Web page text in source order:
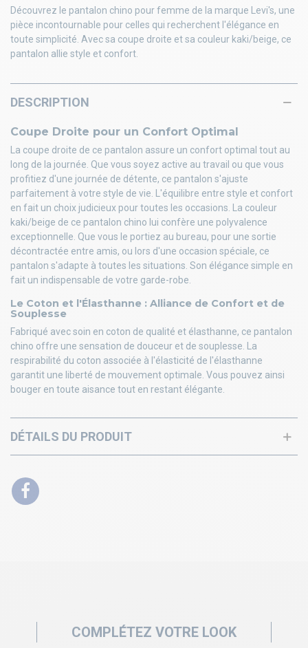
Découvrez le pantalon chino pour femme de la marque Levi's, une
pièce incontournable pour celles qui recherchent l'élégance en
toute simplicité. Avec sa coupe droite et sa couleur kaki/beige, ce
pantalon allie style et confort.
DESCRIPTION
Coupe Droite pour un Confort Optimal
La coupe droite de ce pantalon assure un confort optimal tout au
long de la journée. Que vous soyez active au travail ou que vous
profitiez d'une journée de détente, ce pantalon s'ajuste
parfaitement à votre style de vie. L'équilibre entre style et confort
en fait un choix judicieux pour toutes les occasions. La couleur
kaki/beige de ce pantalon chino lui confère une polyvalence
exceptionnelle. Que vous le portiez au bureau, pour une sortie
décontractée entre amis, ou lors d'une occasion spéciale, ce
pantalon s'adapte à toutes les situations. Son élégance simple en
fait un indispensable de votre garde-robe.
Le Coton et l'Élasthanne : Alliance de Confort et de
Souplesse
Fabriqué avec soin en coton de qualité et élasthanne, ce pantalon
chino offre une sensation de douceur et de souplesse. La
respirabilité du coton associée à l'élasticité de l'élasthanne
garantit une liberté de mouvement optimale. Vous pouvez ainsi
bouger en toute aisance tout en restant élégante.
DÉTAILS DU PRODUIT
COMPLÉTEZ VOTRE LOOK